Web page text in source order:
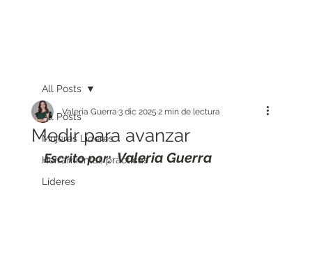
All Posts
Mujeres Líderes
Herramientas prácticas
Líderes
All Posts
Medir para avanzar
Valeria Guerra3 dic 20252 min de lectura
Escrito por: Valeria Guerra